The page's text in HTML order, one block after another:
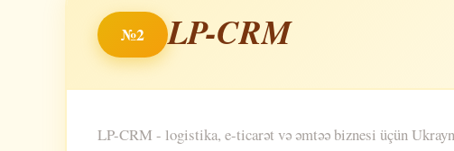
№2 LP-CRM
LP-CRM - logistika, e-ticarət və əmtəə biznesi üçün